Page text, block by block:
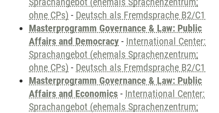
ohne CPs) - Deutsch als Fremdsprache B2/C1
Masterprogramm Governance & Law: Public
Affairs and Democracy - International Center:
Sprachangebot (ehemals Sprachenzentrum;
ohne CPs) - Deutsch als Fremdsprache B2/C1
Masterprogramm Governance & Law: Public
Affairs and Economics - International Center:
Sprachangebot (ehemals Sprachenzentrum;